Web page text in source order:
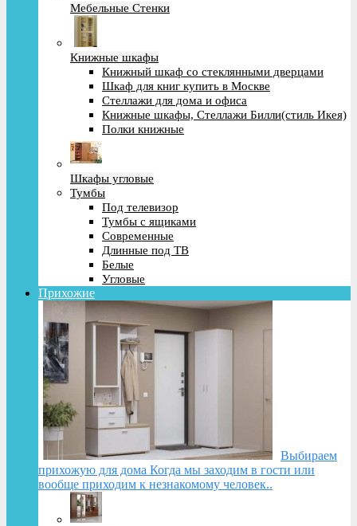
Мебельные Стенки
Книжные шкафы
Книжный шкаф со стеклянными дверцами
Шкаф для книг купить в Москве
Стеллажи для дома и офиса
Книжные шкафы, Стеллажи Билли(стиль Икея)
Полки книжные
Шкафы угловые
Тумбы
Под телевизор
Тумбы с ящиками
Современные
Длинные под ТВ
Белые
Угловые
Прихожие
Выбираем
прихожую для дома Когда мы заходим в гости или
вообще приходим к незнакомому человек..